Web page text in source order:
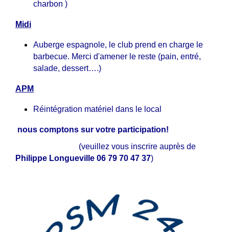
charbon )
Midi
Auberge espagnole, le club prend en charge le
barbecue. Merci d'amener le reste (pain, entré,
salade, dessert….)
APM
Réintégration matériel dans le local
nous comptons sur votre participation!
(veuillez vous inscrire auprès de
Philippe Longueville 06 79 70 47 37)